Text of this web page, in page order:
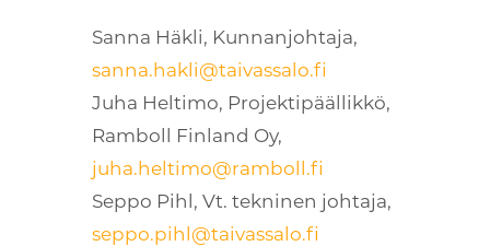
Sanna Häkli, Kunnanjohtaja,
sanna.hakli@taivassalo.fi
Juha Heltimo, Projektipäällikkö,
Ramboll Finland Oy,
juha.heltimo@ramboll.fi
Seppo Pihl, Vt. tekninen johtaja,
seppo.pihl@taivassalo.fi